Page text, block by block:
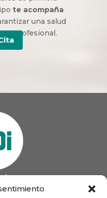
te acompaña
una salud
y profesional.